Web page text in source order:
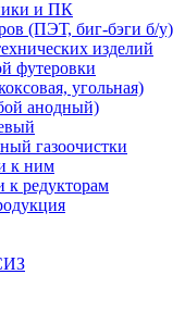
и ПК
(ПЭТ, биг-бэги б/у)
изделий
футеровки
угольная)
анодный)
газоочистки
к ним
к редукторам